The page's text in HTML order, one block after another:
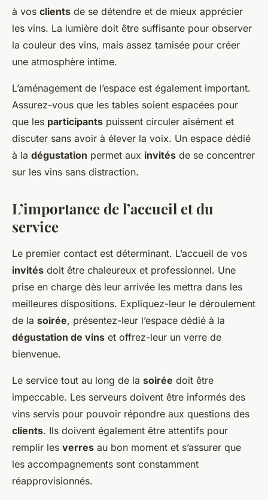
à vos clients de se détendre et de mieux apprécier
les vins. La lumière doit être suffisante pour observer
la couleur des vins, mais assez tamisée pour créer
une atmosphère intime.
L’aménagement de l’espace est également important.
Assurez-vous que les tables soient espacées pour
que les participants puissent circuler aisément et
discuter sans avoir à élever la voix. Un espace dédié
à la dégustation permet aux invités de se concentrer
sur les vins sans distraction.
L’importance de l’accueil et du
service
Le premier contact est déterminant. L’accueil de vos
invités doit être chaleureux et professionnel. Une
prise en charge dès leur arrivée les mettra dans les
meilleures dispositions. Expliquez-leur le déroulement
de la soirée, présentez-leur l’espace dédié à la
dégustation de vins et offrez-leur un verre de
bienvenue.
Le service tout au long de la soirée doit être
impeccable. Les serveurs doivent être informés des
vins servis pour pouvoir répondre aux questions des
clients. Ils doivent également être attentifs pour
remplir les verres au bon moment et s’assurer que
les accompagnements sont constamment
réapprovisionnés.